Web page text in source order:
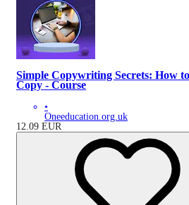
Simple Copywriting Secrets: How
Copy - Course
•
Oneeducation.org.uk
12.09 EUR